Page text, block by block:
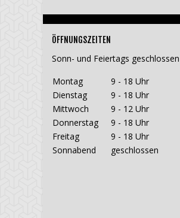
ÖFFNUNGSZEITEN
Sonn- und Feiertags geschlossen
Montag
9 - 18 Uhr
Dienstag
9 - 18 Uhr
Mittwoch
9 - 12 Uhr
Donnerstag
9 - 18 Uhr
Freitag
9 - 18 Uhr
Sonnabend
geschlossen